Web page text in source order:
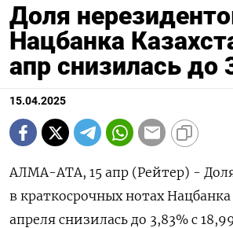
Доля
Нацбанка
апр снизилась до
15.04.2025
АЛМА-АТА, 15 апр (Рейтер) - Доля нерезидентов в краткосрочных нотах Нацбанка Казахстана на 11 апреля снизилась до 3,83% с 18,99% на 4 апреля, сообщил Нацбанк. Дата Остаток в Остаток в Остаток в Доля Доля обращении обращении обращении резидентов нерезиде в трлн у у нтов тенге резидентов нерезидент в трлн ов в трлн тенге тенге 11.04.2025 0,506 0,487 0,019 96,17% 3,83% 04.04.2025 0,506 0,410 0,096 81,01% 18,99% 07.03.2025 0,506 0,414 0,091 82,03% 17,97% 07.02.2025 0,506 0,420 0,086 83,08% 16,92% 31.01.2025 0,506 0,380 0,126 75,12% 24,88% 24.01.2025 0,506 0,380 0,126 75,12% 24,88% 17.01.2025 0,506 0,380 0,126 75,12% 24,88% 10.01.2025 0,506 0,380 0,126 75,12% 24,88% 31.12.2024 0,459 0,355 0,104 77,28% 22,72% 27.12.2024 0,459 0,355 0,104 77,28% 22,72% 20.12.2024 0,459 0,355 0,104 77,28% 22,72% 13.12.2024 0,459 0,355 0,104 77,28% 22,72% 06.12.2024 0,505 0,395 0,110 78,19% 21,81% 29.11.2024 0,505 0,395 0,110 78,19% 21,81% 22.11.2024 0,505 0,395 0,110 78,19% 21,81% 15.11.2024 0,505 0,395 0,110 78,19% 21,81% 08.11.2024 0,505 0,382 0,123 75,60% 24,40% 01.11.2024 0,505 0,382 0,123 75,60% 24,40% 24.10.2024 0,505 0,372 0,133 73,60% 26,40% 18.10.2024 0,505 0,119 0,386 76,39% 23,61% 11.10.2024 0,505 0,440 0,065 87,10% 12,90% 04.10.2024 0,505 0,443 0,063 87,59% 12,41% 27.09.2024 0,505 0,445 0,060 88,04% 11,96% 20.09.2024 0,505 0,444 0,061 87,94% 12,06% 13.09.2024 0,505 0,449 0,056 88,88% 11,12% 06.09.2024 0,505 0,451 0,054 89,27% 10,73% 29.08.2024 0,505 0,451 0,054 89,27% 10,73% 23.08.2024 0,505 0,451 0,055 89,17% 10,83% 16.08.2024 0,505 0,475 0,030 93,99% 6,01% 09.08.2024 0,505 0,471 0,035 93,17% 6,83% 02.08.2024 0,505 0,460 0,045 91,05% 8,95% 26.07.2024 0,505 0,454 0,052 89,81% 10,19% 19.07.2024 0,405 0,405 0,00 100% 0,00% 12.07.2024 0,405 0,397 0,008 97,95% 2,05% 05.07.2024 0,405 0,385 0,020 95,05% 4,95% 28.06.2024 0,405 0,384 0,021 94,86% 5,14% 21.06.2024 0,429 0,415 0,014 96,74% 3,26% 14.06.2024 0,429 0,406 0,023 94,67% 5,33% 07.06.2024 0,429 0,385 0,044 89,75% 10,25% 31.05.2024 0,429 0,409 0,021 95,15% 4,85% 24.05.2024 0,408 0,402 0,006 98,57% 1,43% 17.05.2024 0,408 0,355 0,053 87,12% 12,88% 10.05.2024 0,408 0,355 0,053 87,12% 12,88% 04.05.2024 0,408 0,407 0,001 99,84% 0,16% 26.04.2024 0,505